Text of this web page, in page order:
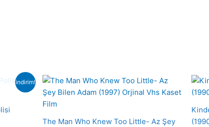
indirim!
The Man Who Knew Too Little- Az Şey